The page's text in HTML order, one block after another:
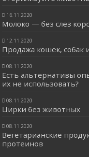
16.11.2020
Молоко — без слёз
12.11.2020
Продажа кошек, собак
08.11.2020
Есть альтернативы
их не использовать?
08.11.2020
Цирки без животных
08.11.2020
Вегетарианские
протеинов